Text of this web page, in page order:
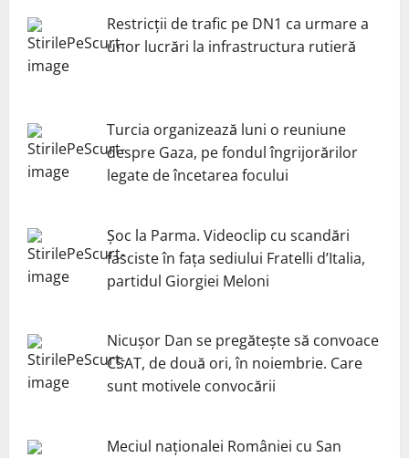
Restricții de trafic pe DN1 ca urmare a
unor lucrări la infrastructura rutieră
Turcia organizează luni o reuniune
despre Gaza, pe fondul îngrijorărilor
legate de încetarea focului
Șoc la Parma. Videoclip cu scandări
fasciste în fața sediului Fratelli d’Italia,
partidul Giorgiei Meloni
Nicuşor Dan se pregăteşte să convoace
CSAT, de două ori, în noiembrie. Care
sunt motivele convocării
Meciul naționalei României cu San